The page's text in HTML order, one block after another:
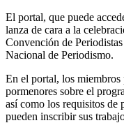
El portal, que puede
lanza de cara a la
Convención de
Nacional de Periodismo.
En el portal, los
pormenores sobre el
así como los requisitos de
pueden inscribir sus